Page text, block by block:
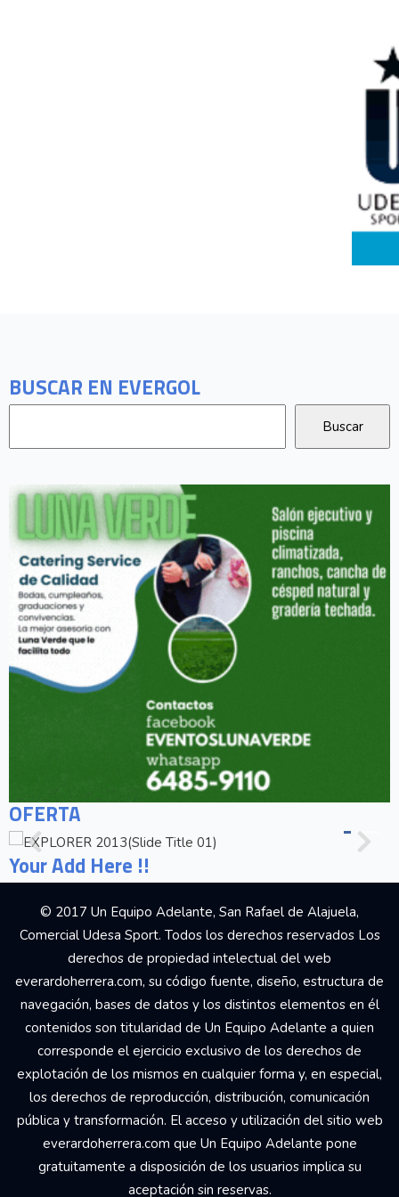
BUSCAR EN EVERGOL
OFERTA
Your Add Here !!
© 2017 Un Equipo Adelante, San Rafael de Alajuela,
Comercial Udesa Sport. Todos los derechos reservados Los
derechos de propiedad intelectual del web
everardoherrera.com, su código fuente, diseño, estructura de
navegación, bases de datos y los distintos elementos en él
contenidos son titularidad de Un Equipo Adelante a quien
corresponde el ejercicio exclusivo de los derechos de
explotación de los mismos en cualquier forma y, en especial,
los derechos de reproducción, distribución, comunicación
pública y transformación. El acceso y utilización del sitio web
everardoherrera.com que Un Equipo Adelante pone
gratuitamente a disposición de los usuarios implica su
aceptación sin reservas.